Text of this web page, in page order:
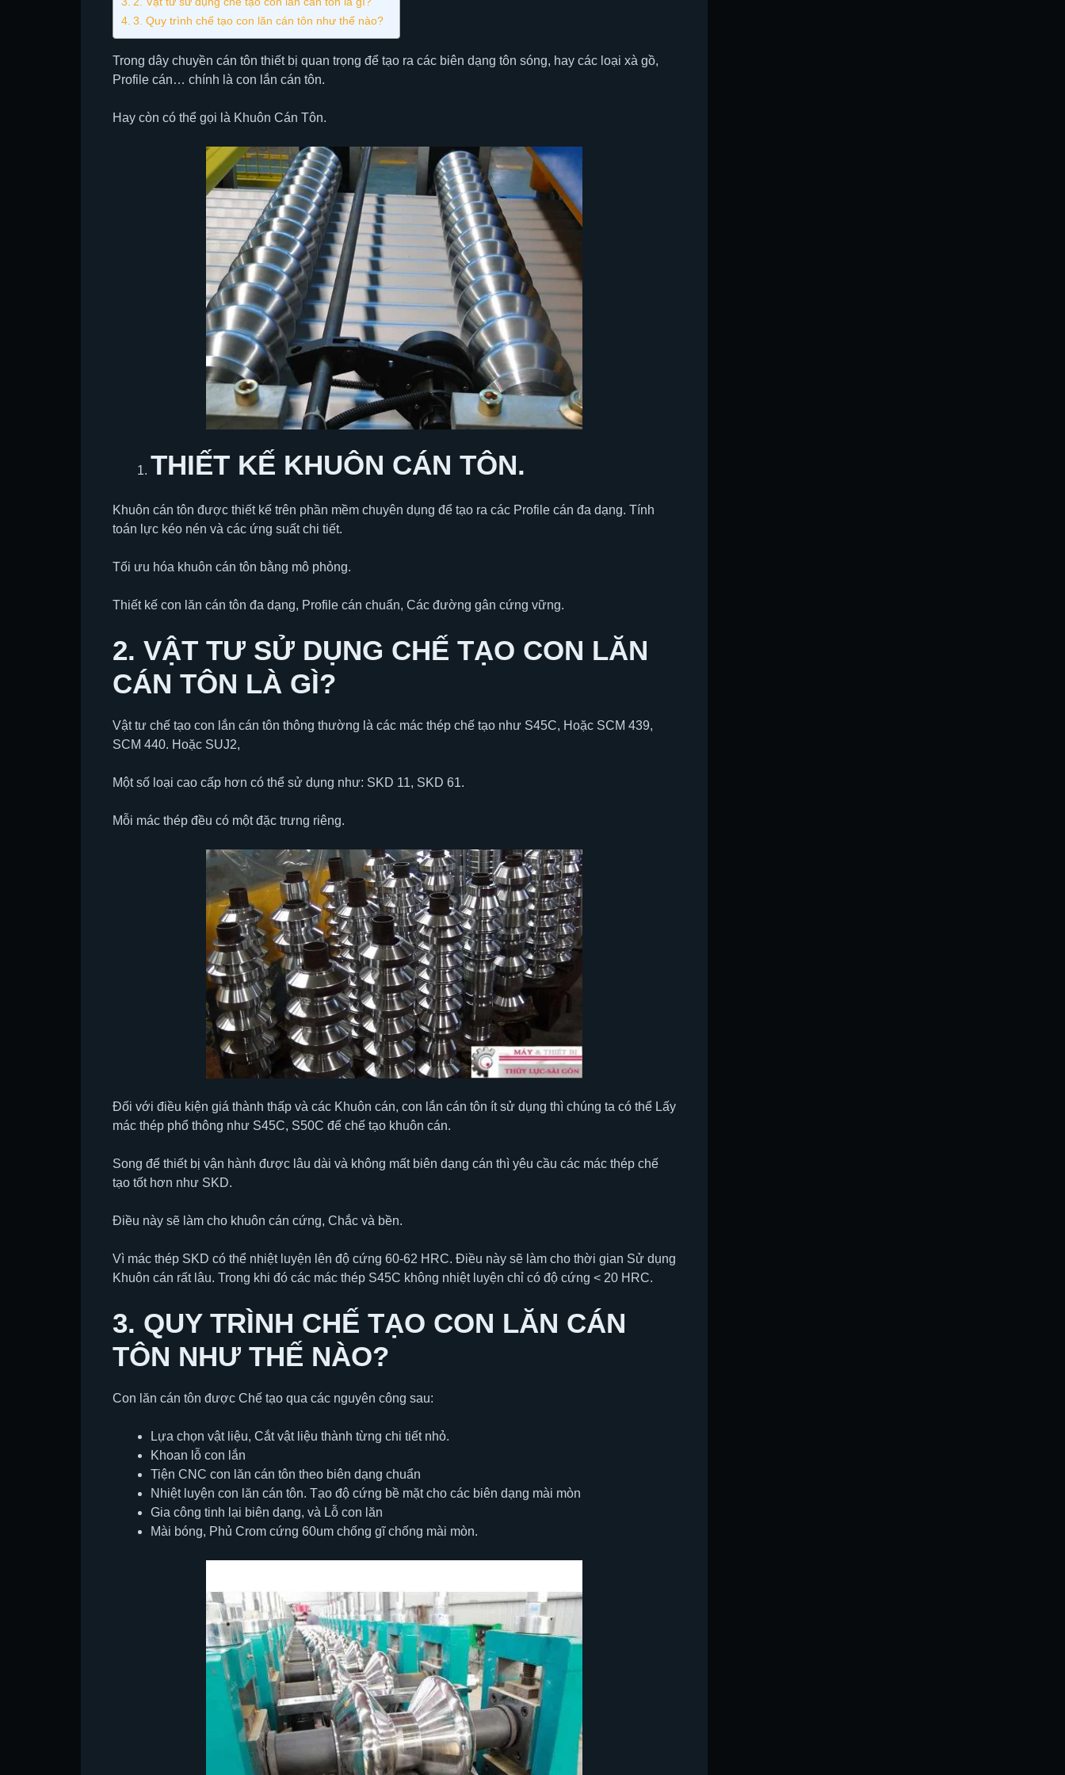
3. Quy trình chế tạo con lăn cán tôn như thế nào?
Trong dây chuyền cán tôn thiết bị quan trọng để tạo ra các biên dạng tôn sóng, hay các loại xà gồ,
Profile cán… chính là con lắn cán tôn.
Hay còn có thể gọi là Khuôn Cán Tôn.
THIẾT KẾ KHUÔN CÁN TÔN.
Khuôn cán tôn được thiết kế trên phần mềm chuyên dụng để tạo ra các Profile cán đa dạng. Tính
toán lực kéo nén và các ứng suất chi tiết.
Tối ưu hóa khuôn cán tôn bằng mô phỏng.
Thiết kế con lăn cán tôn đa dạng, Profile cán chuẩn, Các đường gân cứng vững.
2. VẬT TƯ SỬ DỤNG CHẾ TẠO CON LĂN
CÁN TÔN LÀ GÌ?
Vật tư chế tạo con lắn cán tôn thông thường là các mác thép chế tạo như S45C, Hoặc SCM 439,
SCM 440. Hoặc SUJ2,
Một số loại cao cấp hơn có thể sử dụng như: SKD 11, SKD 61.
Mỗi mác thép đều có một đặc trưng riêng.
Đối với điều kiện giá thành thấp và các Khuôn cán, con lắn cán tôn ít sử dụng thì chúng ta có thể Lấy
mác thép phổ thông như S45C, S50C để chế tạo khuôn cán.
Song để thiết bị vận hành được lâu dài và không mất biên dạng cán thì yêu cầu các mác thép chế
tạo tốt hơn như SKD.
Điều này sẽ làm cho khuôn cán cứng, Chắc và bền.
Vì mác thép SKD có thể nhiệt luyện lên độ cứng 60-62 HRC. Điều này sẽ làm cho thời gian Sử dụng
Khuôn cán rất lâu. Trong khi đó các mác thép S45C không nhiệt luyện chỉ có độ cứng < 20 HRC.
3. QUY TRÌNH CHẾ TẠO CON LĂN CÁN
TÔN NHƯ THẾ NÀO?
Con lăn cán tôn được Chế tạo qua các nguyên công sau:
Lựa chọn vật liệu, Cắt vật liệu thành từng chi tiết nhỏ.
Khoan lỗ con lắn
Tiện CNC con lăn cán tôn theo biên dạng chuẩn
Nhiệt luyện con lăn cán tôn. Tạo độ cứng bề mặt cho các biên dạng mài mòn
Gia công tinh lại biên dạng, và Lỗ con lăn
Mài bóng, Phủ Crom cứng 60um chống gĩ chống mài mòn.